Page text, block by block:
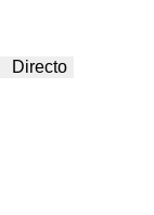
Directo